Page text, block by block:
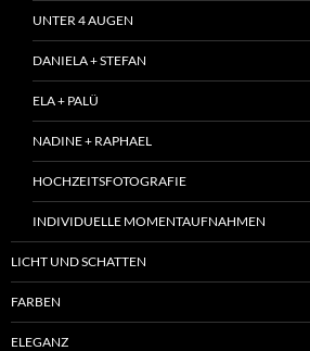
UNTER 4 AUGEN
DANIELA + STEFAN
ELA + PALÜ
NADINE + RAPHAEL
HOCHZEITSFOTOGRAFIE
INDIVIDUELLE MOMENTAUFNAHMEN
LICHT UND SCHATTEN
FARBEN
ELEGANZ